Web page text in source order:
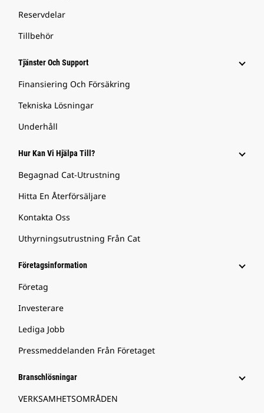
Reservdelar
Tillbehör
Tjänster Och Support
Finansiering Och Försäkring
Tekniska Lösningar
Underhåll
Hur Kan Vi Hjälpa Till?
Begagnad Cat-Utrustning
Hitta En Återförsäljare
Kontakta Oss
Uthyrningsutrustning Från Cat
Företagsinformation
Företag
Investerare
Lediga Jobb
Pressmeddelanden Från Företaget
Branschlösningar
VERKSAMHETSOMRÅDEN